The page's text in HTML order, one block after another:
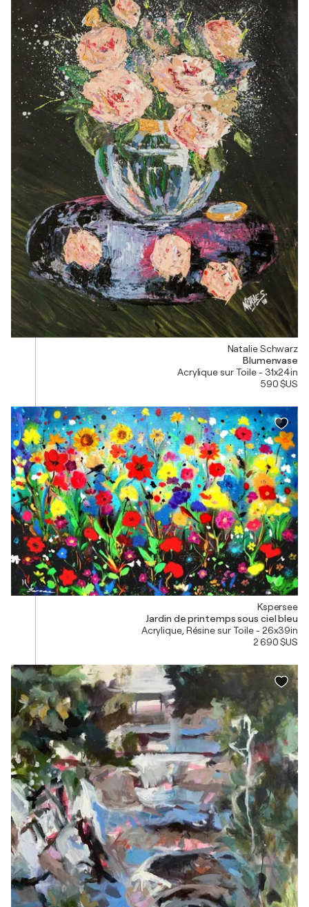
Natalie Schwarz
Blumenvase
Acrylique sur Toile - 31x24in
590 $US
Kspersee
Jardin de printemps sous ciel bleu
Acrylique, Résine sur Toile - 26x39in
2 690 $US